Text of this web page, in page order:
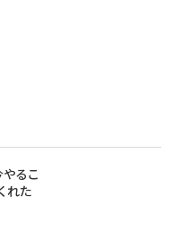
やるこ
れた